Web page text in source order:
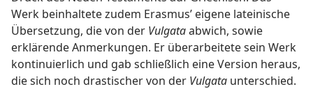
Werk beinhaltete zudem Erasmus’ eigene lateinische
Übersetzung, die von der Vulgataabwich, sowie
erklärende Anmerkungen. Er überarbeitete sein Werk
kontinuierlich und gab schließlich eine Version heraus,
die sich noch drastischer von der Vulgata unterschied.